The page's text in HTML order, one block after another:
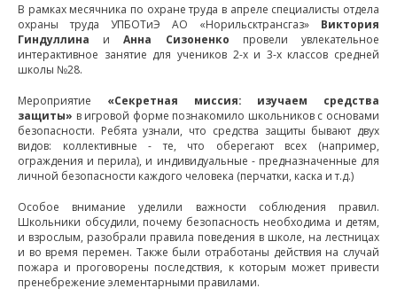
В рамках месячника по охране труда в апреле специалисты отдела
охраны труда УПБОТиЭ АО «Норильсктрансгаз» Виктория
Гиндуллина иАнна Сизоненко провели увлекательное
интерактивное занятие для учеников 2-х и 3-х классов средней
школы №28.
Мероприятие «Секретная миссия: изучаем средства
защиты» в игровой форме познакомило школьников с основами
безопасности. Ребята узнали, что средства защиты бывают двух
видов: коллективные - те, что оберегают всех (например,
ограждения и перила), и индивидуальные - предназначенные для
личной безопасности каждого человека (перчатки, каска и т.д.)
Особое внимание уделили важности соблюдения правил.
Школьники обсудили, почему безопасность необходима и детям,
и взрослым, разобрали правила поведения в школе, на лестницах
и во время перемен. Также были отработаны действия на случай
пожара и проговорены последствия, к которым может привести
пренебрежение элементарными правилами.